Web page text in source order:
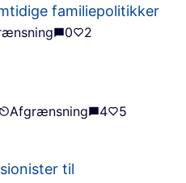
familiepolitikker
0 2
Afgrænsning 4 5
til